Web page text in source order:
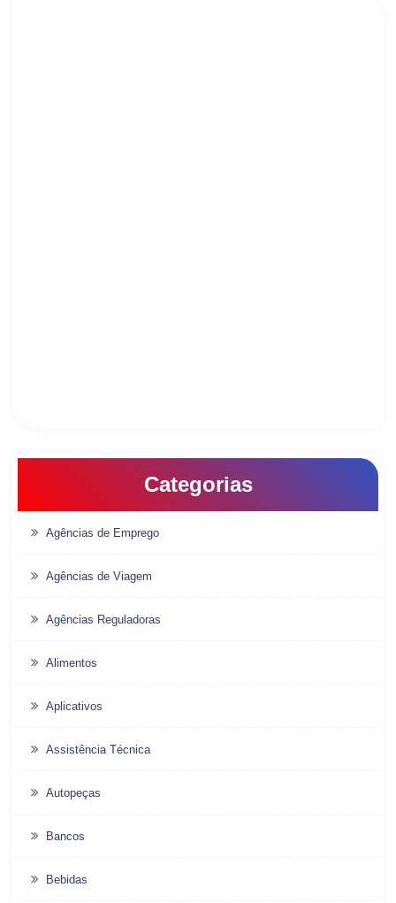
Categorias
Agências de Emprego
Agências de Viagem
Agências Reguladoras
Alimentos
Aplicativos
Assistência Técnica
Autopeças
Bancos
Bebidas